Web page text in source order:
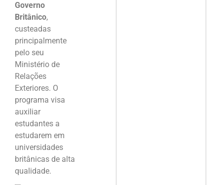
Governo
Britânico,
custeadas
principalmente
pelo seu
Ministério de
Relações
Exteriores. O
programa visa
auxiliar
estudantes a
estudarem em
universidades
britânicas de alta
qualidade.